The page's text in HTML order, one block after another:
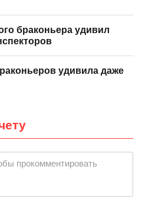
браконьера удивил
удивила даже
прокомментировать